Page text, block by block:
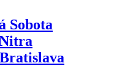
Sobota